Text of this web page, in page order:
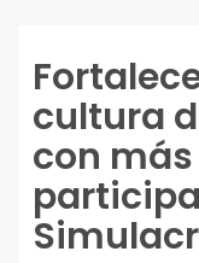
cultura
con más